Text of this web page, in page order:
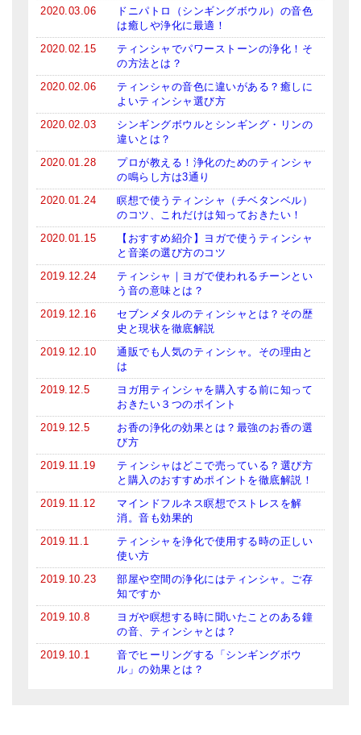
LINEお友だち登録
お客様の声
ブログ
特商法の表記
2020.03.06
ドニパトロ（シンギングボウル）の音色
は癒しや浄化に最適！
2020.02.15
ティンシャでパワーストーンの浄化！そ
の方法とは？
2020.02.06
ティンシャの音色に違いがある？癒しに
よいティンシャ選び方
2020.02.03
シンギングボウルとシンギング・リンの
違いとは？
2020.01.28
プロが教える！浄化のためのティンシャ
の鳴らし方は3通り
2020.01.24
瞑想で使うティンシャ（チベタンベル）
のコツ、これだけは知っておきたい！
2020.01.15
【おすすめ紹介】ヨガで使うティンシャ
と音楽の選び方のコツ
2019.12.24
ティンシャ｜ヨガで使われるチーンとい
う音の意味とは？
2019.12.16
セブンメタルのティンシャとは？その歴
史と現状を徹底解説
2019.12.10
通販でも人気のティンシャ。その理由と
は
2019.12.5
ヨガ用ティンシャを購入する前に知って
おきたい３つのポイント
2019.12.5
お香の浄化の効果とは？最強のお香の選
び方
2019.11.19
ティンシャはどこで売っている？選び方
と購入のおすすめポイントを徹底解説！
2019.11.12
マインドフルネス瞑想でストレスを解
消。音も効果的
2019.11.1
ティンシャを浄化で使用する時の正しい
使い方
2019.10.23
部屋や空間の浄化にはティンシャ。ご存
知ですか
2019.10.8
ヨガや瞑想する時に聞いたことのある鐘
の音、ティンシャとは？
2019.10.1
音でヒーリングする「シンギングボウ
ル」の効果とは？